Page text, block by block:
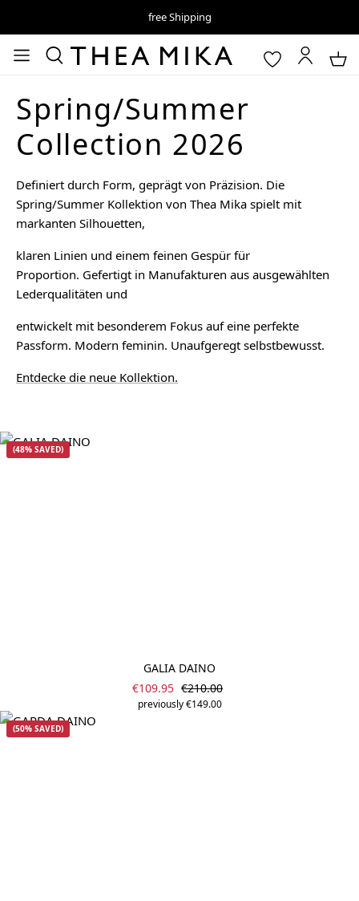
free Shipping
Spring/Summer
Collection 2026
Definiert durch Form, geprägt von Präzision. Die
Spring/Summer Kollektion von Thea Mika spielt mit
markanten Silhouetten,
klaren Linien und einem feinen Gespür für
Proportion. Gefertigt in Manufakturen aus ausgewählten
Lederqualitäten und
entwickelt mit besonderem Fokus auf eine perfekte
Passform. Modern feminin. Unaufgeregt selbstbewusst.
Entdecke die neue Kollektion.
(48% SAVED)
GALIA DAINO
Sale price:
€109.95 Regular price:
€210.00
previously €149.00
(50% SAVED)